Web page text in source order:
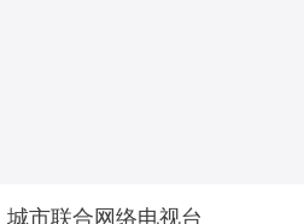
城市联合网络电视台